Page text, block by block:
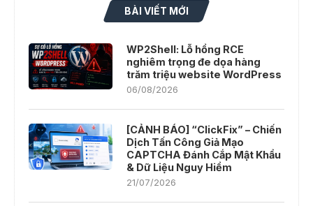
BÀI VIẾT MỚI
WP2Shell: Lỗ hổng RCE
nghiêm trọng đe dọa hàng
trăm triệu website WordPress
06/08/2026
[CẢNH BÁO] “ClickFix” – Chiến
Dịch Tấn Công Giả Mạo
CAPTCHA Đánh Cắp Mật Khẩu
& Dữ Liệu Nguy Hiểm
21/07/2026